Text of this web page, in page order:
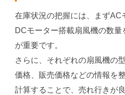
在庫状況の把握には、まずAC
DCモーター搭載扇風機の数量
が重要です。
さらに、それぞれの扇風機の
価格、販売価格などの情報を
計算することで、売れ行きが